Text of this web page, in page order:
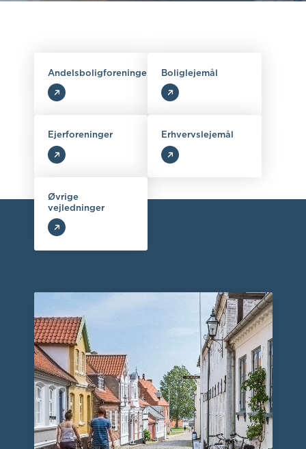
Andelsboligforeninger Boliglejemål
Ejerforeninger Erhvervslejemål
Øvrige
vejledninger